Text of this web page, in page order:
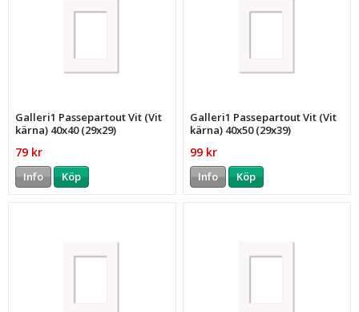
Galleri1 Passepartout Vit (Vit
kärna) 40x40 (29x29)
79 kr
Info Köp
Galleri1 Passepartout Vit (Vit
kärna) 40x50 (29x39)
99 kr
Info Köp